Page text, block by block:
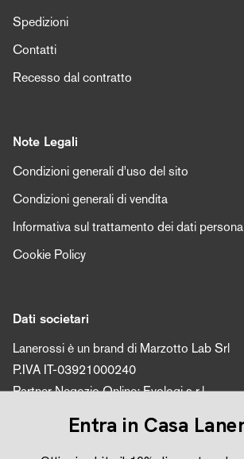
Spedizioni
Contatti
Recesso dal contratto
Note Legali
Condizioni generali d'uso del sito
Condizioni generali di vendita
Informativa sul trattamento dei dati
Cookie Policy
Dati societari
Lanerossi è un brand di Marzotto Lab Srl
P.IVA IT-03921000240
Partner Negozio Online: Evologi s.r.l.
Entra in Casa